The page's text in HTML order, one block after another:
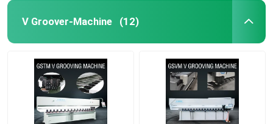
V Groover-Machine (12)